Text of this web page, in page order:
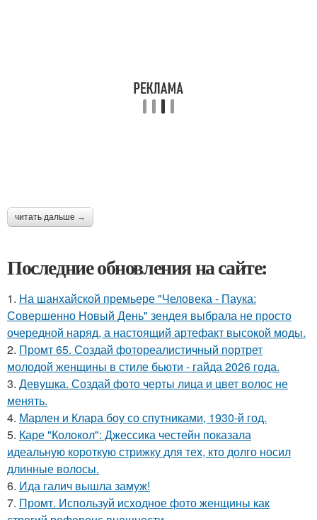
читать дальше →
Последние обновления на сайте:
1. На шанхайской премьере "Человека - Паука:
Совершенно Новый День" зендея выбрала не просто
очередной наряд, а настоящий артефакт высокой моды.
2. Промт 65. Создай фотореалистичный портрет
молодой женщины в стиле бьюти - гайда 2026 года.
3. Девушка. Создай фото черты лица и цвет волос не
менять.
4. Марлен и Клара боу со спутниками, 1930-й год.
5. Каре "Колокол": Джессика честейн показала
идеальную короткую стрижку для тех, кто долго носил
длинные волосы.
6. Ида галич вышла замуж!
7. Промт. Используй исходное фото женщины как